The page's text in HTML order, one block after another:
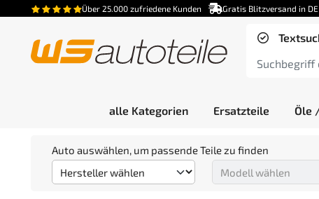
Über 25.000 zufriedene Kunden Gratis Blitzversand in
alle Kategorien Ersatzteile Öle
Auto auswählen, um passende Teile zu finden